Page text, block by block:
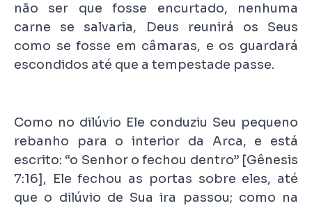
não ser que fosse encurtado, nenhuma
carne se salvaria, Deus reunirá os Seus
como se fosse em câmaras, e os guardará
escondidos até que a tempestade passe.
Como no dilúvio Ele conduziu Seu pequeno
rebanho para o interior da Arca, e está
escrito: “o Senhor o fechou dentro” [Gênesis
7:16], Ele fechou as portas sobre eles, até
que o dilúvio de Sua ira passou; como na